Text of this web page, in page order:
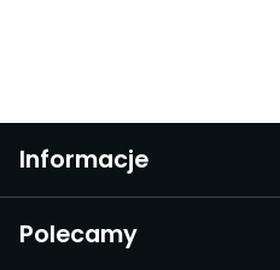
Informacje
Polecamy